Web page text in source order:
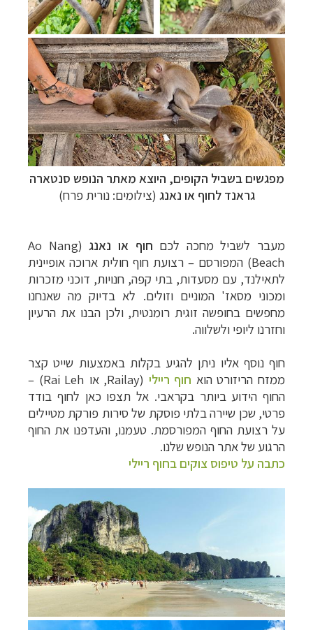
מפגשים בשביל הקופים, היוצא מאתר הנופש סנטארה
גראנד לחוף או נאנג (צילומים: נורית פרח)
מעבר לשביל מחכה לכם חוף או נאנג(
Ao Nang
Beach) המפורסם – רצועת חוף חולית ארוכה אופיינית
לתאילנד, עם מסעדות, בתי קפה, חנויות, דוכני מזכרות
ומכוני מסאז' המוניים וזולים. לא בדיוק מה שאנחנו
מחפשים בחופשה זוגית רומנטית, ולכן הבנו את הרעיון
וחזרנו ליופי ולשלווה.
חוף נוסף אליו ניתן להגיע בקלות באמצעות שייט קצר
ממזח הריזורט הוא חוף ריילי (
Railay, או Rai Leh
) –
החוף הידוע ביותר בקראבי. אל תצפו כאן לחוף בודד
פרטי, שכן שיירה בלתי פוסקת של סירות פורקת מטיילים
על רצועת החוף המפורסמת. טעמנו, והעדפנו את החוף
הרגוע של אתר הנופש שלנו.
כתבה על טיפוס צוקים בחוף ריילי
תכנוןטיולים למזרח הרחוק
תכנוןטיולים לאוסטרליה וניו זילנד לחצו לרשימת
ההצעות »